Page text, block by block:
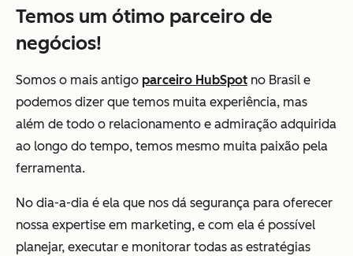
Temos um ótimo parceiro de
negócios!
Somos o mais antigo parceiro HubSpot no Brasil e
podemos dizer que temos muita experiência, mas
além de todo o relacionamento e admiração adquirida
ao longo do tempo, temos mesmo muita paixão pela
ferramenta.
No dia-a-dia é ela que nos dá segurança para oferecer
nossa expertise em marketing, e com ela é possível
planejar, executar e monitorar todas as estratégias